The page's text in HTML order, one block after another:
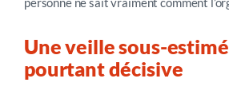
Une veillesous-
pourtant décisive